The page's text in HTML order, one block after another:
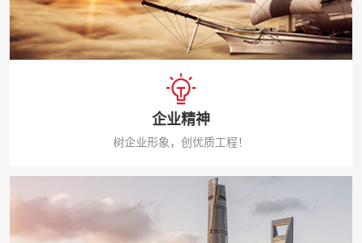
企业精神
树企业形象，创优质工程！